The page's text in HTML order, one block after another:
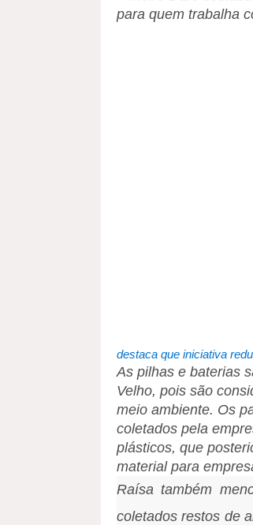
destaca que iniciativa
As pilhas e baterias
Velho, pois são
meio ambiente. Os
coletados pela
plásticos, que
material para
Raísa também
coletados restos de